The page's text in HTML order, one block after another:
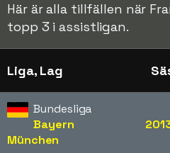
Här är alla tillfällen när
topp 3 i assistligan.
Liga, Lag
Bundesliga
Bayern
München